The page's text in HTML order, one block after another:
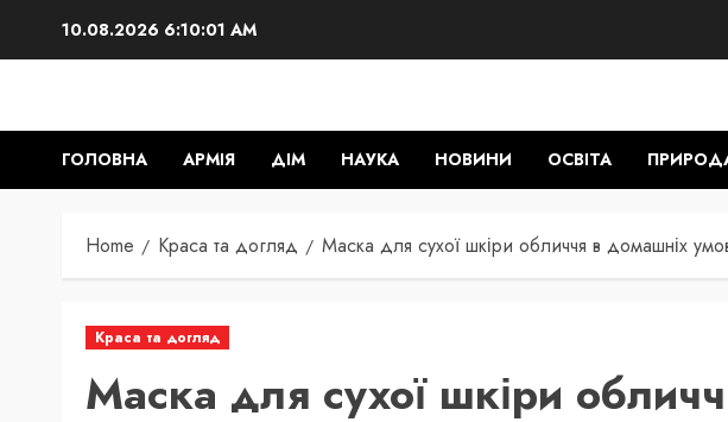
10.08.2026 6:10:03 AM
ГОЛОВНА АРМІЯ ДІМ НАУКА НОВИНИ ОСВІТА
Home Краса та догляд Маска для сухої шкіри обличчя в домашніх
Краса та догляд
Маска для сухої шкіри